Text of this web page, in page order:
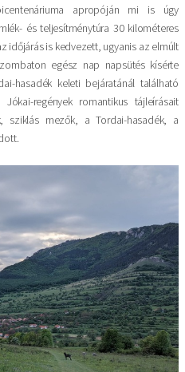
apropóján mi is úgy
és teljesítménytúra 30 kilométeres
időjárás is kedvezett, ugyanis az elmúlt
egész nap napsütés kísérte
hasadék keleti bejáratánál található
regények romantikus tájleírásait
mezők, a Tordai-hasadék, a